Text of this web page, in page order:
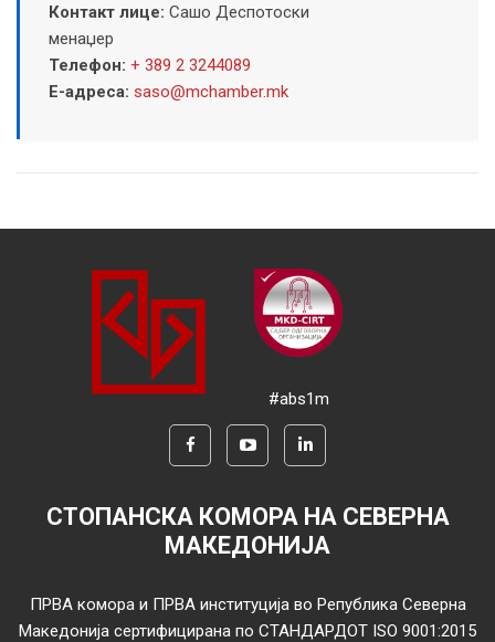
Контакт лице: Сашо Деспотоски
менаџер
Телефон: + 389 2 3244089
Е-адреса: saso@mchamber.mk
#abs1m
СТОПАНСКА КОМОРА НА СЕВЕРНА
МАКЕДОНИЈА
ПРВА комора и ПРВА институција во Република Северна
Македонија сертифицирана по СТАНДАРДОТ ISO 9001:2015